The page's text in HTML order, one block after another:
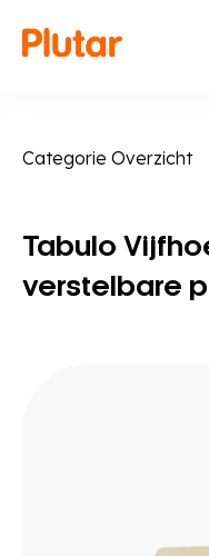
Categorie Overzicht
Tabulo
verstelbare